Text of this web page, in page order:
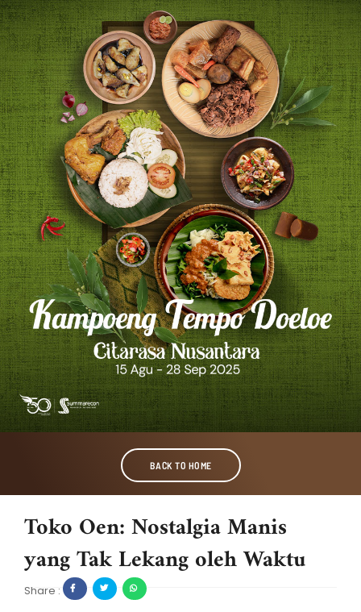
BACK TO HOME
Toko Oen: Nostalgia Manis
yang Tak Lekang oleh Waktu
Share :